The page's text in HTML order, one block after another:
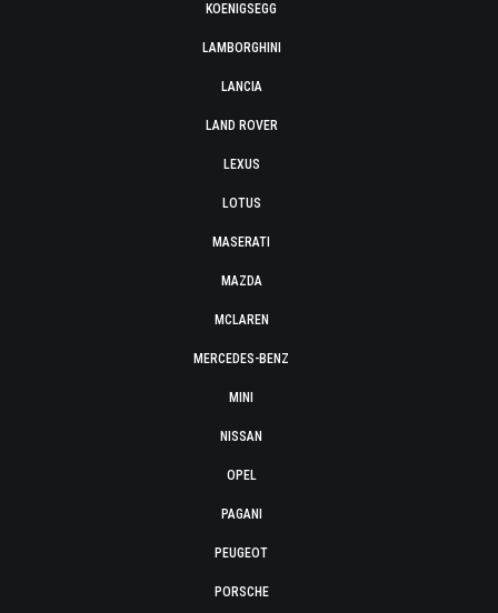
KOENIGSEGG
LAMBORGHINI
LANCIA
LAND ROVER
LEXUS
LOTUS
MASERATI
MAZDA
MCLAREN
MERCEDES-BENZ
MINI
NISSAN
OPEL
PAGANI
PEUGEOT
PORSCHE